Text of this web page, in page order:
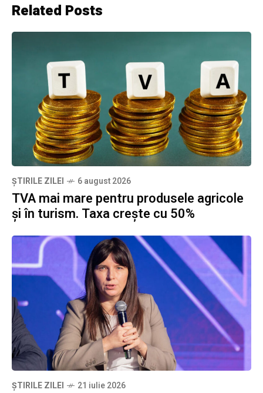
Related Posts
ȘTIRILE ZILEI 6 august 2026
TVA mai mare pentru produsele agricole
și în turism. Taxa crește cu 50%
ȘTIRILE ZILEI 21 iulie 2026